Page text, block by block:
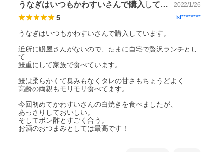
うなぎはいつもかわすいさんで購入してい… 2022/1/26
5 fst********
うなぎはいつもかわすいさんで購入しています。
近所に鰻屋さんがないので、たまに自宅で贅沢ランチとし
て
鰻重にして家族で食べています。
鰻は柔らかくて臭みもなくタレの甘さもちょうどよく
高齢の両親もモリモリ食べてます。
今回初めてかわすいさんの白焼きを食べましたが、
あっさりしておいしい。
そしてポン酢とすごく合う。
お酒のおつまみとしては最高です！